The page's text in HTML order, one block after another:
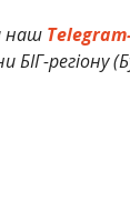
наш
БІГ-регіону